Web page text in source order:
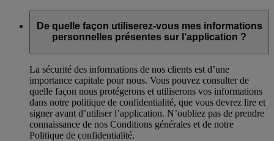
De quelle façon utiliserez-vous mes informations
personnelles présentes sur l’application ?
La sécurité des informations de nos clients est d’une
importance capitale pour nous. Vous pouvez consulter de
quelle façon nous protégerons et utiliserons vos informations
dans notre politique de confidentialité, que vous devrez lire et
signer avant d’utiliser l’application. N’oubliez pas de prendre
connaissance de nos Conditions générales et de notre
Politique de confidentialité.